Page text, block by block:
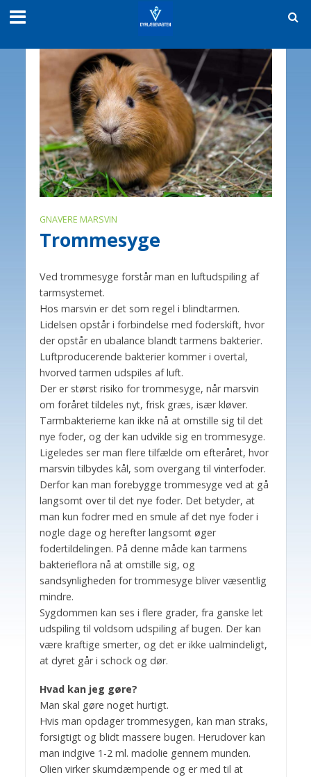
GNAVERE MARSVIN
Trommesyge
Ved trommesyge forstår man en luftudspiling af
tarmsystemet.
Hos marsvin er det som regel i blindtarmen.
Lidelsen opstår i forbindelse med foderskift, hvor
der opstår en ubalance blandt tarmens bakterier.
Luftproducerende bakterier kommer i overtal,
hvorved tarmen udspiles af luft.
Der er størst risiko for trommesyge, når marsvin
om foråret tildeles nyt, frisk græs, især kløver.
Tarmbakterierne kan ikke nå at omstille sig til det
nye foder, og der kan udvikle sig en trommesyge.
Ligeledes ser man flere tilfælde om efteråret, hvor
marsvin tilbydes kål, som overgang til vinterfoder.
Derfor kan man forebygge trommesyge ved at gå
langsomt over til det nye foder. Det betyder, at
man kun fodrer med en smule af det nye foder i
nogle dage og herefter langsomt øger
fodertildelingen. På denne måde kan tarmens
bakterieflora nå at omstille sig, og
sandsynligheden for trommesyge bliver væsentlig
mindre.
Sygdommen kan ses i flere grader, fra ganske let
udspiling til voldsom udspiling af bugen. Der kan
være kraftige smerter, og det er ikke ualmindeligt,
at dyret går i schock og dør.
Hvad kan jeg gøre?
Man skal gøre noget hurtigt.
Hvis man opdager trommesygen, kan man straks,
forsigtigt og blidt massere bugen. Herudover kan
man indgive 1-2 ml. madolie gennem munden.
Olien virker skumdæmpende og er med til at